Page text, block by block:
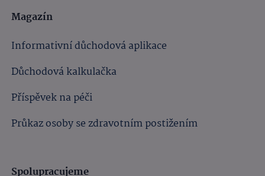
Magazín
Informativní důchodová aplikace
Důchodová kalkulačka
Příspěvek na péči
Průkaz osoby se zdravotním postižením
Spolupracujeme